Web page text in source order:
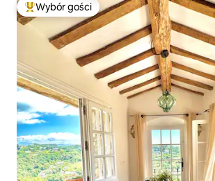
Najpopularniejsze z kategorii Wybór gości
Wybór gości